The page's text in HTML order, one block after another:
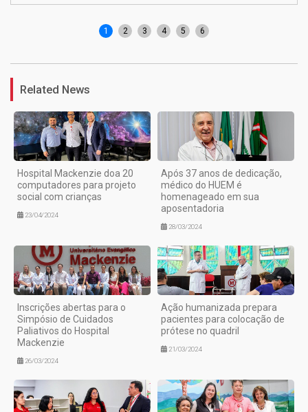
1 2 3 4 5 6
Related News
Hospital Mackenzie doa 20
computadores para projeto
social com crianças
23/04/2024
Após 37 anos de dedicação,
médico do HUEM é
homenageado em sua
aposentadoria
28/03/2024
Inscrições abertas para o
Simpósio de Cuidados
Paliativos do Hospital
Mackenzie
26/03/2024
Ação humanizada prepara
pacientes para colocação de
prótese no quadril
21/03/2024